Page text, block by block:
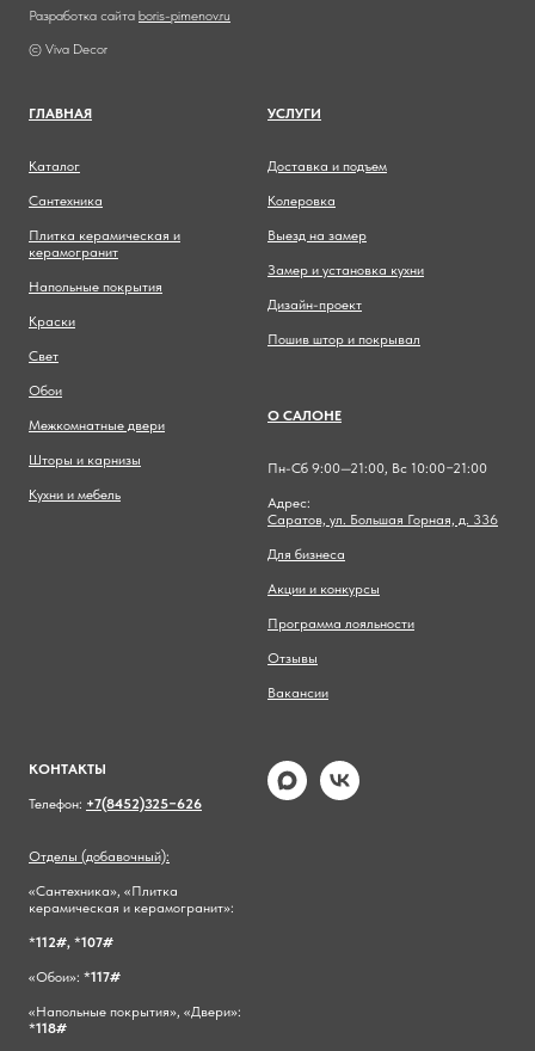
Разработка сайта boris-pimenov.ru
© Viva Decor
ГЛАВНАЯ
Каталог
Сантехника
Плитка керамическая и
керамогранит
Напольные покрытия
Краски
Свет
Обои
Межкомнатные двери
Шторы и карнизы
Кухни и мебель
УСЛУГИ
Доставка и подъем
Колеровка
Выезд на замер
Замер и установка кухни
Дизайн-проект
Пошив штор и покрывал
О САЛОНЕ
Пн-Сб 9:00—21:00, Вс 10:00−21:00
Адрес:
Саратов, ул. Большая Горная, д. 336
Для бизнеса
Акции и конкурсы
Программа лояльности
Отзывы
Вакансии
КОНТАКТЫ
Телефон: +7(8452)325−626
Отделы (добавочный):
«Сантехника», «Плитка
керамическая и керамогранит»:
*112#, *107#
«Обои»: *117#
«Напольные покрытия», «Двери»:
*118#